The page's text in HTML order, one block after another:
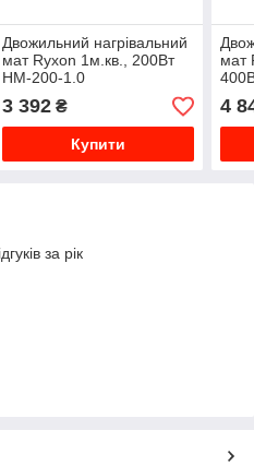
Двожильний нагрівальний
мат Ryxon 1м.кв., 200Вт
HM-200-1.0
3 392₴
Купити
мат
4
за рік